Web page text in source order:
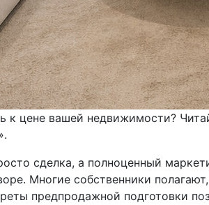
к цене вашей недвижимости?
сделка, а полноценный
Многие собственники
предпродажной подготовки